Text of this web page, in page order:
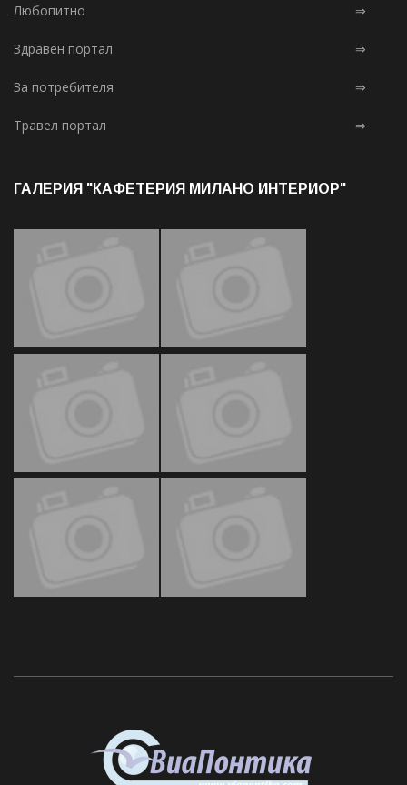
Любопитно ⇒
Здравен портал ⇒
За потребителя ⇒
Травел портал ⇒
ГАЛЕРИЯ "КАФЕТЕРИЯ МИЛАНО ИНТЕРИОР"